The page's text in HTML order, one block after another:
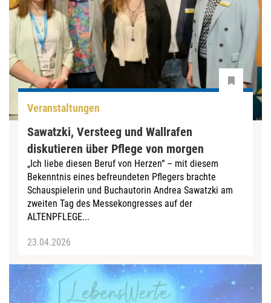
Veranstaltungen
Sawatzki, Versteeg und Wallrafen
diskutieren über Pflege von morgen
„Ich liebe diesen Beruf von Herzen“ – mit diesem
Bekenntnis eines befreundeten Pflegers brachte
Schauspielerin und Buchautorin Andrea Sawatzki am
zweiten Tag des Messekongresses auf der
ALTENPFLEGE...
23.04.2026